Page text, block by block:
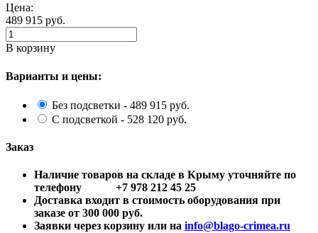
Цена:
489 915 руб.
В корзину
Варианты и цены:
Без подсветки - 489 915 руб.
С подсветкой - 528 120 руб.
Заказ
Наличие товаров на складе в Крыму уточняйте по
телефону +7 978 212 45 25
Доставка входит в стоимость оборудования при
заказе от 300 000 руб.
Заявки через корзину или на info@blago-crimea.ru